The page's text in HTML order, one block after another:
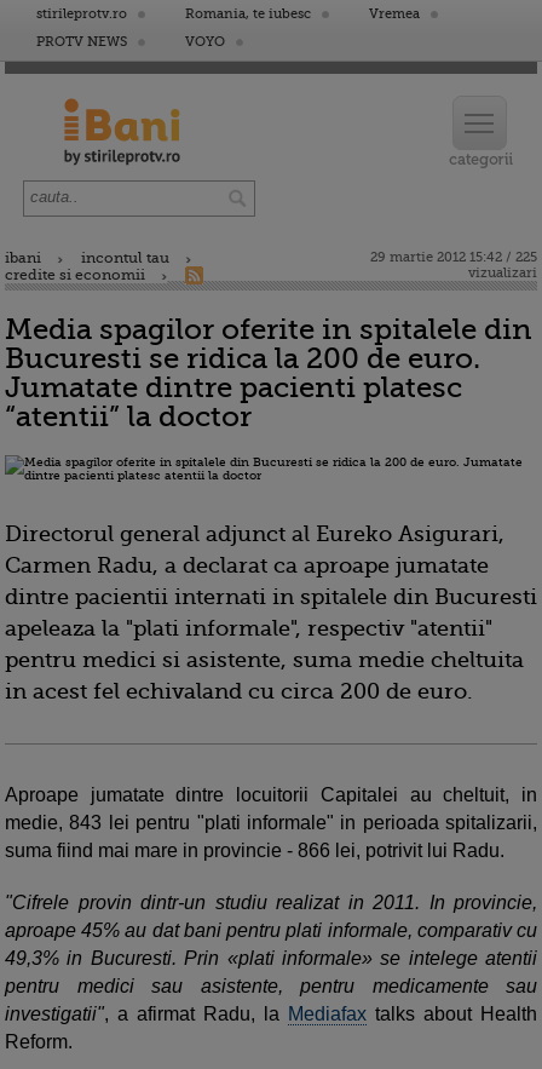
stirileprotv.ro Romania, te iubesc
Vremea
PROTV NEWS
VOYO
ibani
incontul tau
credite si economii
29 martie 2012 15:42 / 225
vizualizari
Media spagilor oferite in spitalele din
Bucuresti se ridica la 200 de euro.
Jumatate dintre pacienti platesc
“atentii” la doctor
Directorul general adjunct al Eureko Asigurari,
Carmen Radu, a declarat ca aproape jumatate
dintre pacientii internati in spitalele din Bucuresti
apeleaza la "plati informale", respectiv "atentii"
pentru medici si asistente, suma medie cheltuita
in acest fel echivaland cu circa 200 de euro.
Aproape jumatate dintre locuitorii Capitalei au cheltuit, in
medie, 843 lei pentru "plati informale" in perioada spitalizarii,
suma fiind mai mare in provincie - 866 lei, potrivit lui Radu.
"Cifrele provin dintr-un studiu realizat in 2011. In provincie,
aproape 45% au dat bani pentru plati informale, comparativ cu
49,3% in Bucuresti. Prin «plati informale» se intelege atentii
pentru medici sau asistente, pentru medicamente sau
investigatii", a afirmat Radu, la Mediafax talks about Health
Reform.